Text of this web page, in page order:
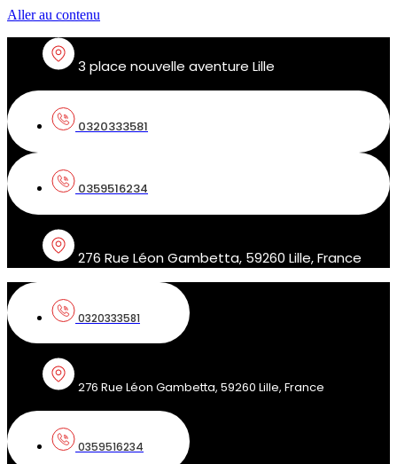
Aller au contenu
3 place nouvelle aventure Lille
0320333581
0359516234
276 Rue Léon Gambetta, 59260 Lille, France
0320333581
276 Rue Léon Gambetta, 59260 Lille, France
0359516234